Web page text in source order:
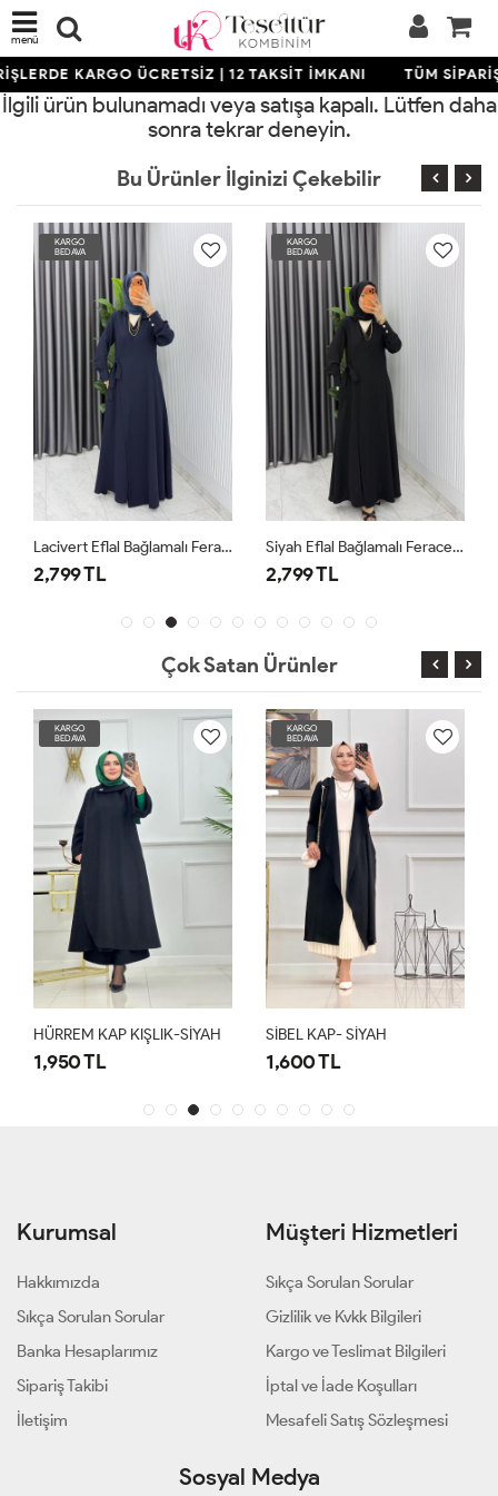
menü
KARGO ÜCRETSİZ | 12 TAKSİT İMKANI TÜM
İlgili ürün bulunamadı veya satışa kapalı. Lütfen daha
sonra tekrar deneyin.
Bu Ürünler İlginizi Çekebilir
KARGO
BEDAVA
Lacivert Eflal Bağlamalı Ferace Premium Seri Tesettür Giyim
2,799 TL
KARGO
BEDAVA
Siyah Eflal Bağlamalı Ferace Premium Seri Tesettür Giyim
2,799 TL
Çok Satan Ürünler
KARGO
BEDAVA
HÜRREM KAP KIŞLIK-SİYAH
1,950 TL
KARGO
BEDAVA
SİBEL KAP- SİYAH
1,600 TL
Kurumsal
Hakkımızda
Sıkça Sorulan Sorular
Banka Hesaplarımız
Sipariş Takibi
İletişim
Müşteri Hizmetleri
Sıkça Sorulan Sorular
Gizlilik ve Kvkk Bilgileri
Kargo ve Teslimat Bilgileri
İptal ve İade Koşulları
Mesafeli Satış Sözleşmesi
Sosyal Medya